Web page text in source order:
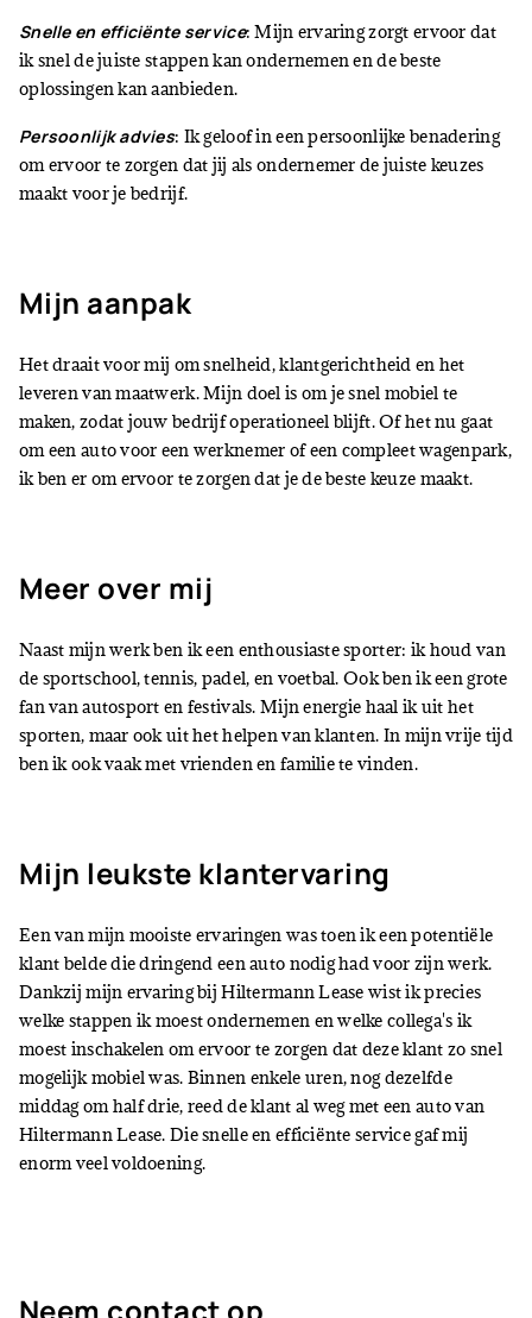
Snelle en efficiënte service: Mijn ervaring zorgt ervoor dat
ik snel de juiste stappen kan ondernemen en de beste
oplossingen kan aanbieden.
Persoonlijk advies: Ik geloof in een persoonlijke benadering
om ervoor te zorgen dat jij als ondernemer de juiste keuzes
maakt voor je bedrijf.
Mijn aanpak
Het draait voor mij om snelheid, klantgerichtheid en het
leveren van maatwerk. Mijn doel is om je snel mobiel te
maken, zodat jouw bedrijf operationeel blijft. Of het nu gaat
om een auto voor een werknemer of een compleet wagenpark,
ik ben er om ervoor te zorgen dat je de beste keuze maakt.
Meer over mij
Naast mijn werk ben ik een enthousiaste sporter: ik houd van
de sportschool, tennis, padel, en voetbal. Ook ben ik een grote
fan van autosport en festivals. Mijn energie haal ik uit het
sporten, maar ook uit het helpen van klanten. In mijn vrije tijd
ben ik ook vaak met vrienden en familie te vinden.
Mijn leukste klantervaring
Een van mijn mooiste ervaringen was toen ik een potentiële
klant belde die dringend een auto nodig had voor zijn werk.
Dankzij mijn ervaring bij Hiltermann Lease wist ik precies
welke stappen ik moest ondernemen en welke collega's ik
moest inschakelen om ervoor te zorgen dat deze klant zo snel
mogelijk mobiel was. Binnen enkele uren, nog dezelfde
middag om half drie, reed de klant al weg met een auto van
Hiltermann Lease. Die snelle en efficiënte service gaf mij
enorm veel voldoening.